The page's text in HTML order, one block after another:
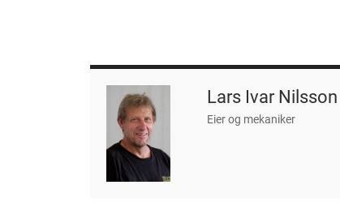
Lars Ivar Nilsson
Eier og mekaniker